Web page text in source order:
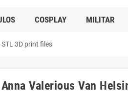
COSPLAY MILITAR
3D print files
Anna Valerious Van